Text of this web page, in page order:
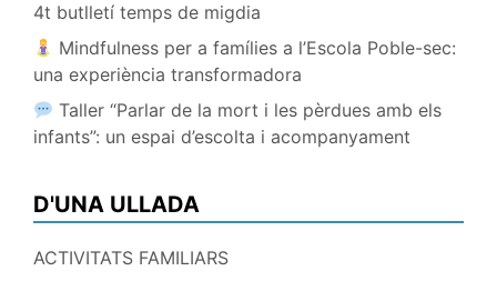
4t butlletí temps de migdia
Mindfulness per a famílies a l’Escola Poble-sec:
una experiència transformadora
Taller “Parlar de la mort i les pèrdues amb els
infants”: un espai d’escolta i acompanyament
D'UNA ULLADA
ACTIVITATS FAMILIARS